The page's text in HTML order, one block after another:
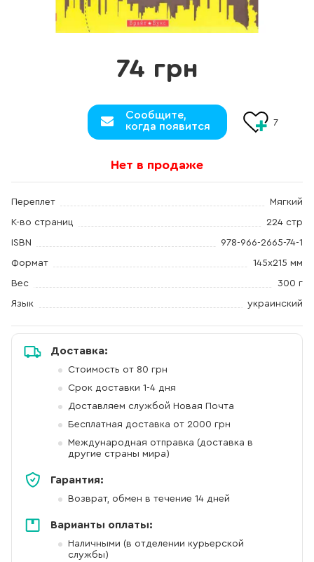
74 грн
Сообщите,
когда появится
7
Нет в продаже
Переплет Мягкий
К-во страниц 224 стр
ISBN 978-966-2665-74-1
Формат 145х215 мм
Вес 300 г
Язык украинский
Доставка:
Стоимость от 80 грн
Срок доставки 1-4 дня
Доставляем службой Новая Почта
Бесплатная доставка от 2000 грн
Международная отправка (доставка в
другие страны мира)
Гарантия:
Возврат, обмен в течение 14 дней
Варианты оплаты:
Наличными (в отделении курьерской
службы)